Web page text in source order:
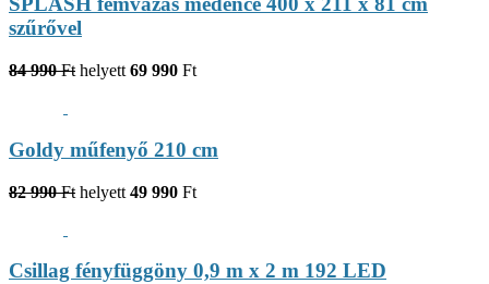
szűrővel
84 990 Ft helyett 69 990 Ft
Goldy műfenyő 210 cm
82 990 Ft helyett 49 990 Ft
Csillag fényfüggöny 0,9 m x 2 m 192 LED